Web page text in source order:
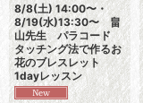
8/8(土) 14:00〜・
8/19(水)13:30〜 畠
山先生 パラコード
タッチング法で作るお
花のブレスレット
1dayレッスン